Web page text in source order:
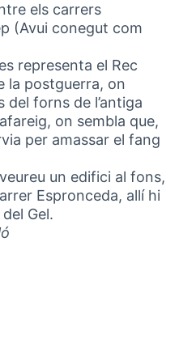
els carrers
(Avui conegut com
representa el Rec
la postguerra, on
del forns de l’antiga
on sembla que,
per amassar el fang
un edifici al fons,
Espronceda, allí hi
Gel.